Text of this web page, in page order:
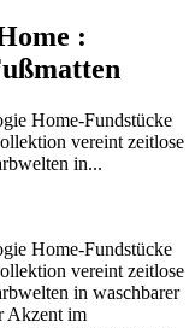
:
Home-Fundstücke
vereint zeitlose
in...
Home-Fundstücke
vereint zeitlose
in waschbarer
Akzent im